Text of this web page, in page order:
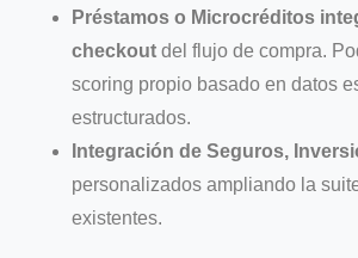
Préstamos o Microcréditos
checkout del flujo de compra.
scoring propio basado en datos
estructurados.
Integración de Seguros,
personalizados ampliando la
existentes.